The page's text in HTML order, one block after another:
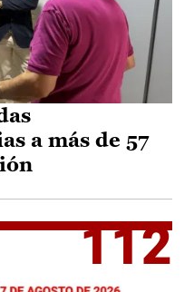
a más de 57
112